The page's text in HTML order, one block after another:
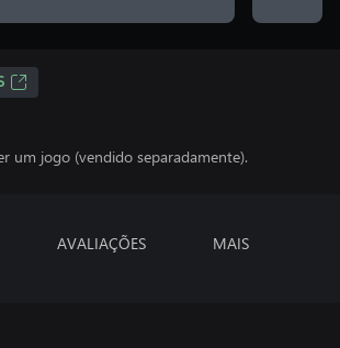
um jogo (vendido separadamente).
AVALIAÇÕES MAIS